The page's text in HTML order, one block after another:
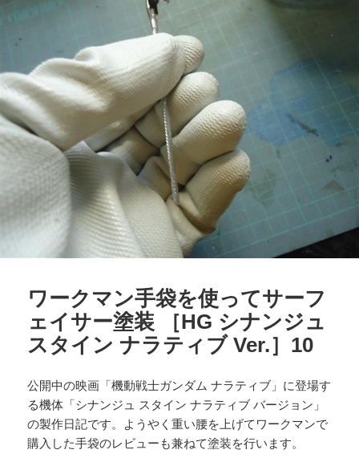
ワークマン手袋を使ってサーフ
ェイサー塗装 ［HG シナンジュ
スタイン ナラティブ Ver.］10
公開中の映画「機動戦士ガンダム ナラティブ」に登場す
る機体「シナンジュ スタイン ナラティブ バージョン」
の製作日記です。ようやく重い腰を上げてワークマンで
購入した手袋のレビューも兼ねて塗装を行います。